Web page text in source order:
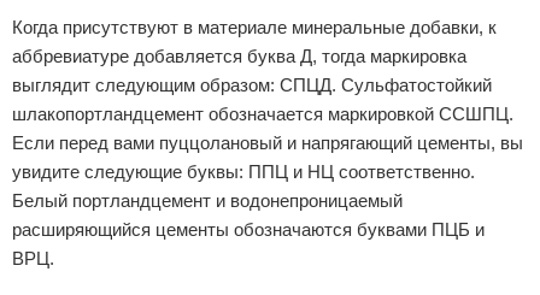
Когда присутствуют в материале минеральные добавки, к
аббревиатуре добавляется буква Д, тогда маркировка
выглядит следующим образом: СПЦД. Сульфатостойкий
шлакопортландцемент обозначается маркировкой ССШПЦ.
Если перед вами пуццолановый и напрягающий цементы, вы
увидите следующие буквы: ППЦ и НЦ соответственно.
Белый портландцемент и водонепроницаемый
расширяющийся цементы обозначаются буквами ПЦБ и
ВРЦ.